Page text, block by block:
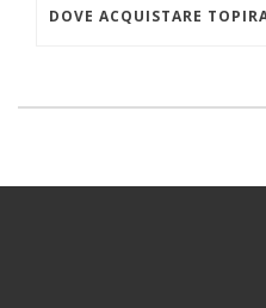
DOVE ACQUISTARE